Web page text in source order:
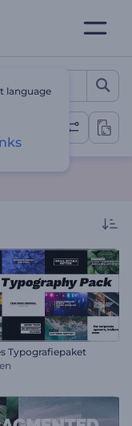
Typografiepaket
language